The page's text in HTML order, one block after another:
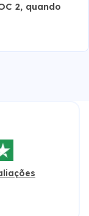
2, quando